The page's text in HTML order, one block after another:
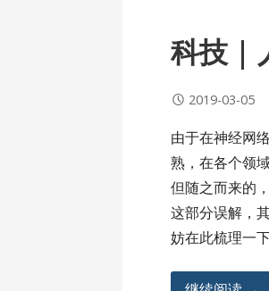
科技 |
2019-03-05
由于在神经网
熟，在各个领
但随之而来的
这部分误解，
妨在此梳理一下